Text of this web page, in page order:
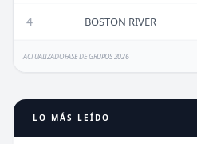
4 BOSTON RIVER
ACTUALIZADO FASE DE GRUPOS 2026
LO MÁS LEÍDO